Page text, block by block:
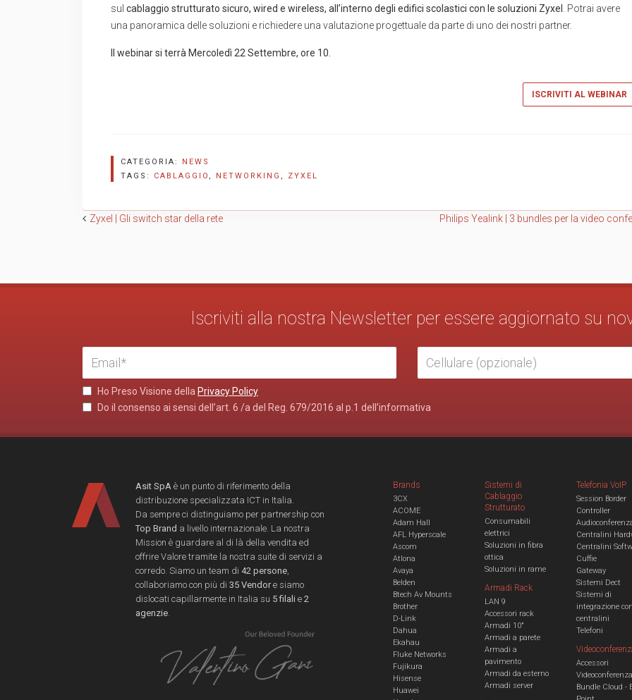
sul cablaggio strutturato sicuro, wired e wireless, all’interno degli edifici scolastici con le soluzioni Zyxel . Potrai avere
una panoramica delle soluzioni e richiedere una valutazione progettuale da parte di uno dei nostri partner.
Il webinar si terrà Mercoledì 22 Settembre, ore 10.
ISCRIVITI AL WEBINAR
CATEGORIA:
NEWS
TAGS: CABLAGGIO , NETWORKING , ZYXEL
Navigazione
Zyxel | Gli switch star della rete Philips Yealink | 3 bundles per la video
Iscriviti alla nostra Newsletter per essere aggiornato su
Ho Preso Visione della Privacy Policy
Do il consenso ai sensi dell’art. 6 /a del Reg. 679/2016 al p.1 dell’informativa
Asit SpA è un punto di riferimento della
distribuzione specializzata ICT in Italia.
Da sempre ci distinguiamo per partnership con
Top Brand a livello internazionale. La nostra
Mission è guardare al di là della vendita ed
offrire Valore tramite la nostra suite di servizi a
corredo. Siamo un team di 42 persone,
collaboriamo con più di 35 Vendore siamo
dislocati capillarmente in Italia su 5 filali e 2
agenzie.
Brands
3CX
ACOME
Adam Hall
AFL Hyperscale
Ascom
Atlona
Avaya
Belden
Btech Av Mounts
Brother
D-Link
Dahua
Ekahau
Fluke Networks
Fujikura
Hisense
Huawei
Sistemi di
Cablaggio
Strutturato
Consumabili
elettrici
Soluzioni in fibra
ottica
Soluzioni in rame
Armadi Rack
LAN 9
Accessori rack
Armadi 10"
Armadi a parete
Armadi a
pavimento
Armadi da esterno
Armadi server
Telefonia VoIP
Session Border
Controller
Centralini
Centralini
Cuffie
Gateway
Sistemi Dect
Sistemi di
integrazione
centralini
Telefoni
Accessori
Videoconferenza
Bundle Cloud -